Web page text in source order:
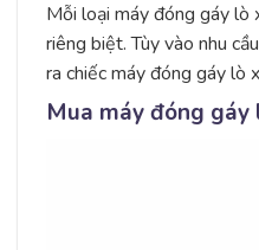
Mỗi loại máy đóng gáy lò
riêng biệt. Tùy vào nhu
ra chiếc máy đóng gáy lò
Mua máy đóng gáy